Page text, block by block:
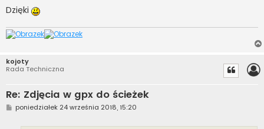
Dzięki
kojoty
Rada Techniczna
Re: Zdjęcia w gpx do ścieżek
P
o
poniedziałek 24 września 2018, 15:20